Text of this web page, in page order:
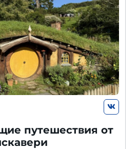
путешествия от